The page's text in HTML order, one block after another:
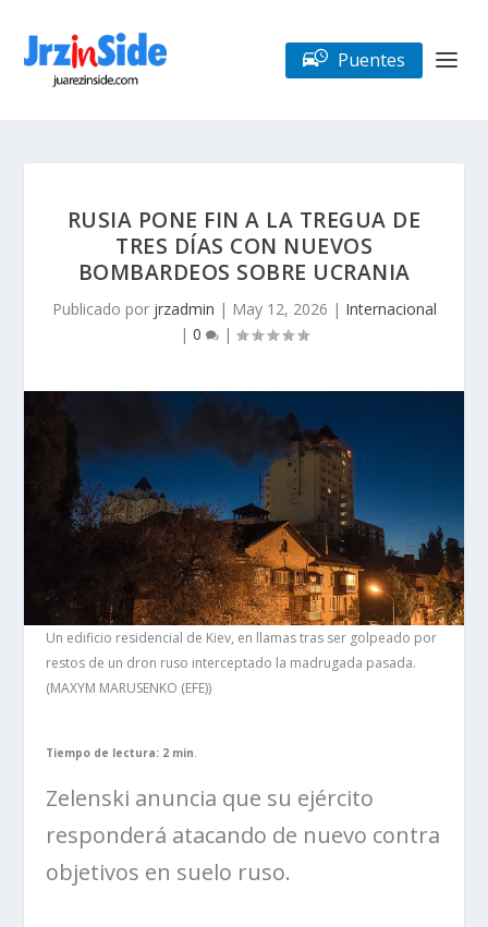
Puentes
RUSIA PONE FIN A LA TREGUA DE
TRES DÍAS CON NUEVOS
BOMBARDEOS SOBRE UCRANIA
Publicado por jrzadmin | May 12, 2026 | Internacional
| 0 |
Un edificio residencial de Kiev, en llamas tras ser golpeado por
restos de un dron ruso interceptado la madrugada pasada.
(MAXYM MARUSENKO (EFE))
Tiempo de lectura: 2 min.
Zelenski anuncia que su ejército
responderá atacando de nuevo contra
objetivos en suelo ruso.